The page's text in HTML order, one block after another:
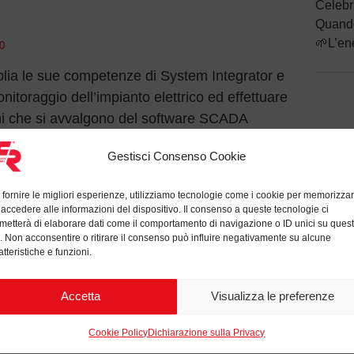
Gestisci Consenso Cookie
fornire le migliori esperienze, utilizziamo tecnologie come i cookie per
alle informazioni del dispositivo. Il consenso a queste tecnologie ci
di elaborare dati come il comportamento di navigazione o ID unici su
Non acconsentire o ritirare il consenso può influire negativamente su alcune
e funzioni.
Accetta Visualizza le preferenze
Cookie PolicyDichiarazione sulla Privacy
le sue competenze di System Integrator e
dell’impianto elettrico ed effettuare
che si avvalgono del software SCADA
hanno portato a termine il corso di
PACiS”, organizzato da Schneider Electric.
le applicazioni del software SCADA
operatore ECOSui (EcoStruxure™
studiando le funzionalità del server, la
SBUS, l’ ambiente di sviluppo della
delle automazioni di impianto e della